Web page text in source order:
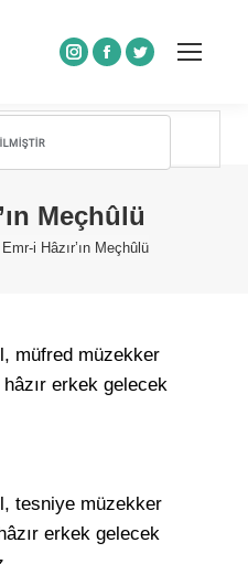
Instagram
Facebook
Twitter
Meçhûlü
Emr-i Hâzır’ın Meçhûlü
müfred müzekker
erkek gelecek
tesniye müzekker
erkek gelecek